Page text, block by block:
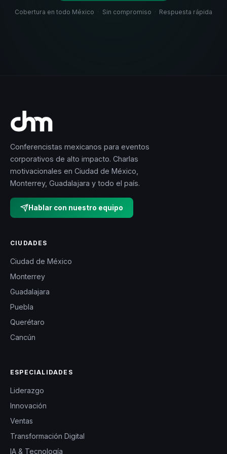
Cobertura en todo México · Sin compromiso · Respuesta rápida
Conferencistas mexicanos para eventos
corporativos de alto impacto. Charlas
motivacionales en Ciudad de México,
Monterrey, Guadalajara y todo el país.
Hablar con nuestro equipo
CIUDADES
Ciudad de México
Monterrey
Guadalajara
Puebla
Querétaro
Cancún
ESPECIALIDADES
Liderazgo
Innovación
Ventas
Transformación Digital
IA & Tecnología